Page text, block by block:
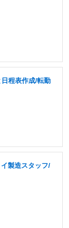
程表作成/転勤
製造スタッフ/